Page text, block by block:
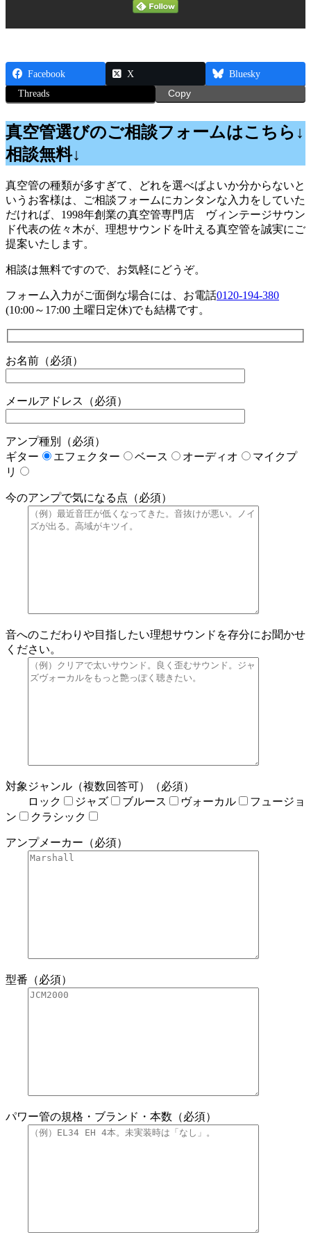
Facebook X
Bluesky
Threads
Copy
真空管選びのご相談フォームはこちら↓
相談無料↓
真空管の種類が多すぎて、どれを選べばよいか分からないと
いうお客様は、ご相談フォームにカンタンな入力をしていた
だければ、1998年創業の真空管専門店 ヴィンテージサウン
ド代表の佐々木が、理想サウンドを叶える真空管を誠実にご
提案いたします。
相談は無料ですので、お気軽にどうぞ。
フォーム入力がご面倒な場合には、お電話0120-194-380
(10:00～17:00 土曜日定休)でも結構です。
お名前（必須）
メールアドレス（必須）
アンプ種別（必須）
ギター
エフェクター ベース オーディオ
マイクプ
リ
今のアンプで気になる点（必須）
音へのこだわりや目指したい理想サウンドを存分にお聞かせ
ください。
対象ジャンル（複数回答可）（必須）
ロック
ジャズ ブルース ヴォーカル
フュージョ
ン
クラシック
アンプメーカー（必須）
型番（必須）
パワー管の規格・ブランド・本数（必須）